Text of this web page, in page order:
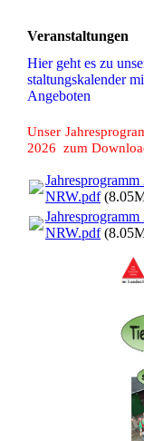
Veranstaltungen
Hier geht es zu
stal­tungs­ka­len­der
Angeboten
Unser
2026 zum
NRW.pdf
NRW.pdf